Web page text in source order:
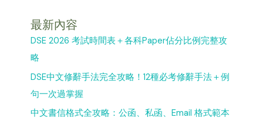
最新內容
DSE 2026 考試時間表＋各科Paper佔分比例完整攻
略
DSE中文修辭手法完全攻略！12種必考修辭手法＋例
句一次過掌握
中文書信格式全攻略：公函、私函、Email 格式範本